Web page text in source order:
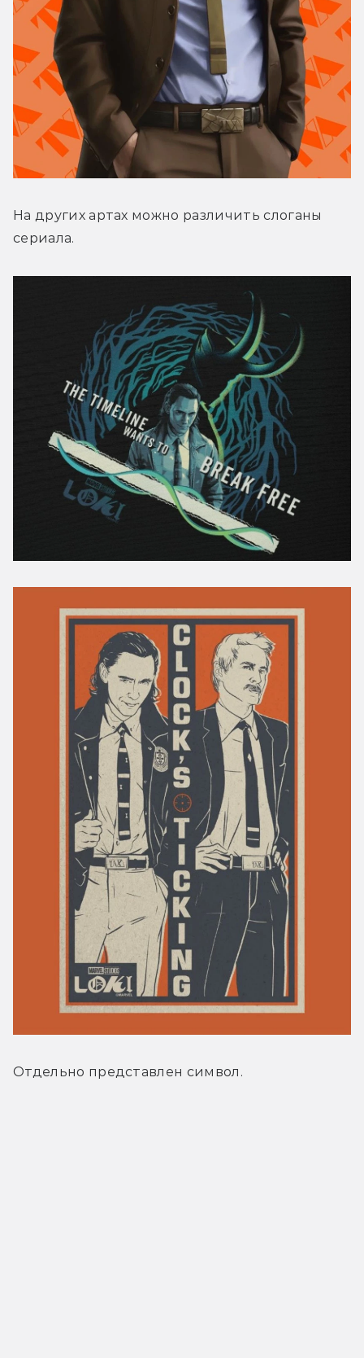
На других артах можно различить слоганы
сериала.
Отдельно представлен символ.